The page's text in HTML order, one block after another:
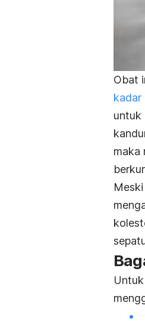
Obat
kadar
untuk
maka